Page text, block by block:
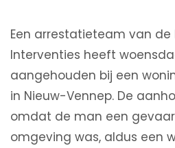
Een arrestatieteam van de
Interventies heeft
aangehouden bij een
in Nieuw-Vennep. De
omdat de man een
omgeving was, aldus een